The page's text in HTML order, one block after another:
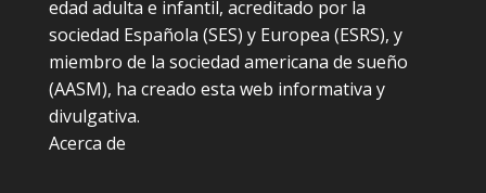
edad adulta e infantil, acreditado por la
sociedad Española (SES) y Europea (ESRS), y
miembro de la sociedad americana de sueño
(AASM), ha creado esta web informativa y
divulgativa.
Acerca de